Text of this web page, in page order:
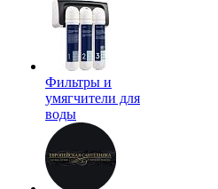
Фильтры и
умягчители для
воды